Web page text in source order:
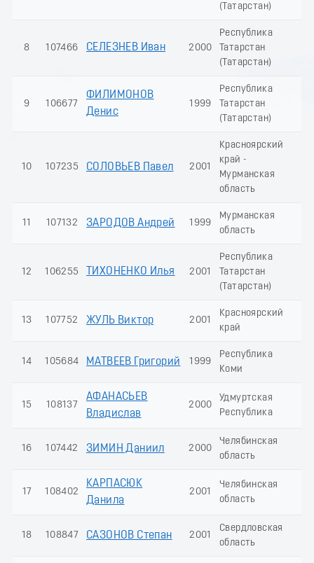
(Татарстан)
8 107466 СЕЛЕЗНЕВ Иван 2000
Республика
Татарстан
(Татарстан)
9 106677
ФИЛИМОНОВ
Денис
1999
Республика
Татарстан
(Татарстан)
10 107235 СОЛОВЬЕВ Павел 2001
Красноярский
край -
Мурманская
область
11 107132 ЗАРОДОВ Андрей 1999
Мурманская
область
12 106255 ТИХОНЕНКО Илья 2001
Республика
Татарстан
(Татарстан)
13 107752 ЖУЛЬ Виктор 2001
Красноярский
край
14 105684 МАТВЕЕВ Григорий 1999
Республика
Коми
15 108137
АФАНАСЬЕВ
Владислав
2000
Удмуртская
Республика
16 107442 ЗИМИН Даниил 2000
Челябинская
область
17 108402
КАРПАСЮК
Данила
2001
Челябинская
область
18 108847 САЗОНОВ Степан 2001
Свердловская
область